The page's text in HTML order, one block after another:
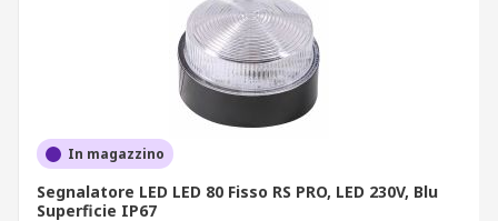
In magazzino
Segnalatore LED LED 80 Fisso RS PRO, LED 230V, Blu
Superficie IP67